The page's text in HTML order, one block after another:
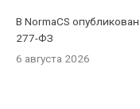
В NormaCS
277-ФЗ
6 августа 2026